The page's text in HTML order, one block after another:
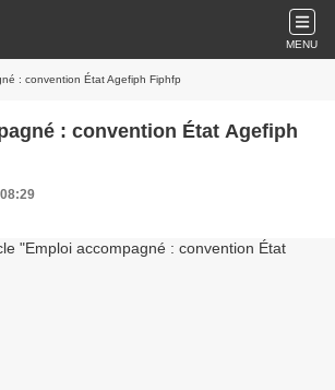
MENU
: convention État Agefiph Fiphfp
: convention État Agefiph